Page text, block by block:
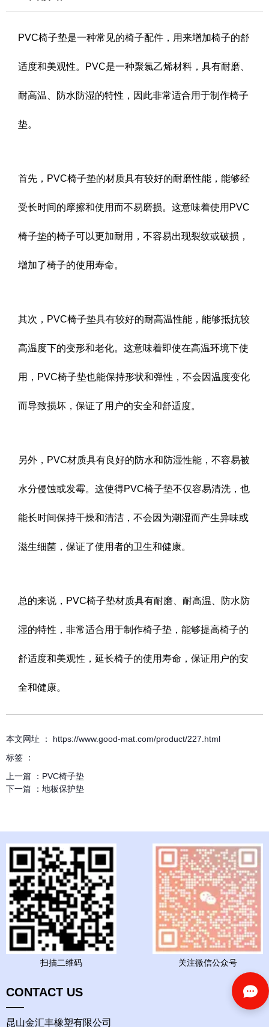
PVC椅子垫是一种常见的椅子配件，用来增加椅子的舒
适度和美观性。PVC是一种聚氯乙烯材料，具有耐磨、
耐高温、防水防湿的特性，因此非常适合用于制作椅子
垫。
首先，PVC椅子垫的材质具有较好的耐磨性能，能够经
受长时间的摩擦和使用而不易磨损。这意味着使用PVC
椅子垫的椅子可以更加耐用，不容易出现裂纹或破损，
增加了椅子的使用寿命。
其次，PVC椅子垫具有较好的耐高温性能，能够抵抗较
高温度下的变形和老化。这意味着即使在高温环境下使
用，PVC椅子垫也能保持形状和弹性，不会因温度变化
而导致损坏，保证了用户的安全和舒适度。
另外，PVC材质具有良好的防水和防湿性能，不容易被
水分侵蚀或发霉。这使得PVC椅子垫不仅容易清洗，也
能长时间保持干燥和清洁，不会因为潮湿而产生异味或
滋生细菌，保证了使用者的卫生和健康。
总的来说，PVC椅子垫材质具有耐磨、耐高温、防水防
湿的特性，非常适合用于制作椅子垫，能够提高椅子的
舒适度和美观性，延长椅子的使用寿命，保证用户的安
全和健康。
本文网址 ： https://www.good-mat.com/product/227.html
标签 ：
上一篇 ： PVC椅子垫
下一篇 ： 地板保护垫
扫描二维码 关注微信公众号
CONTACT US
昆山金汇丰橡塑有限公司